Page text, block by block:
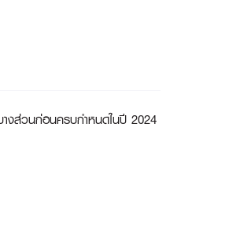
งส่วนก่อนครบกำหนดในปี 2024